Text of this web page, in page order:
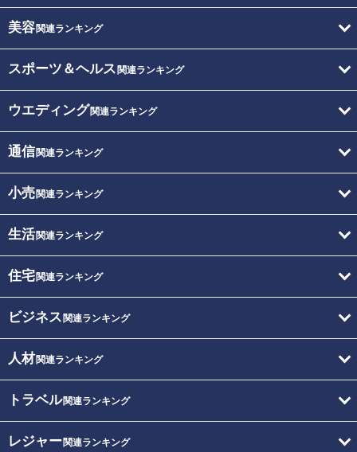
美容関連ランキング
スポーツ＆ヘルス 関連ランキング
ウエディング関連ランキング
通信関連ランキング
小売関連ランキング
生活関連ランキング
住宅関連ランキング
ビジネス 関連ランキング
人材関連ランキング
トラベル関連ランキング
レジャー関連ランキング